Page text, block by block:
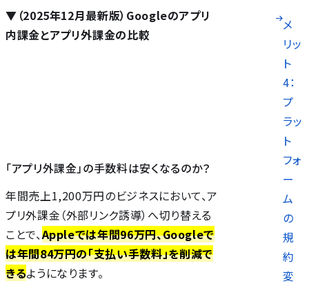
メ
リッ
ト
4：
プ
ラッ
ト
フォ
ー
ム
の
規
約
変
▼（2025年12月最新版）Googleのアプリ
内課金とアプリ外課金の比較
「アプリ外課金」の手数料は安くなるのか？
年間売上1,200万円のビジネスにおいて、ア
プリ外課金（外部リンク誘導）へ切り替える
ことで、Appleでは年間96万円、Googleで
は年間84万円の「支払い手数料」を削減で
きるようになります。